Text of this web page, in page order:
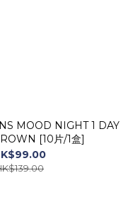
MOOD NIGHT 1 DAY
MOOD BROWN [10片/1盒]